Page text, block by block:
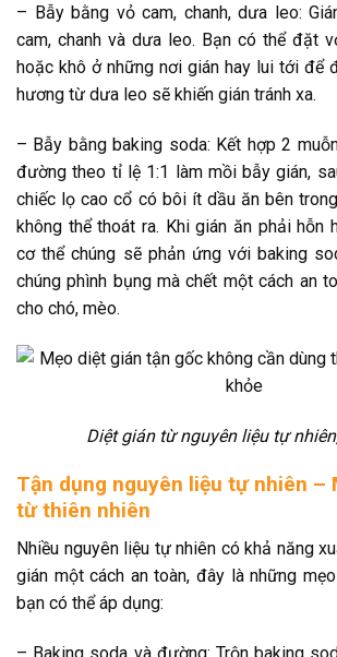
– Bẫy bằng vỏ cam, chanh, dưa leo:
cam, chanh và dưa leo. Bạn có thể đặt
hoặc khô ở những nơi gián hay lui tới để
hương từ dưa leo sẽ khiến gián tránh xa.
– Bẫy bằng baking soda: Kết hợp 2
đường theo tỉ lệ 1:1 làm mồi bẫy gián,
chiếc lọ cao cổ có bôi ít dầu ăn bên
không thể thoát ra. Khi gián ăn phải hỗn
cơ thể chúng sẽ phản ứng với baking
chúng phình bụng mà chết một cách an
cho chó, mèo.
Diệt gián từ nguyên liệu tự
Tận dụng nguyên liệu tự nhiên –
từ thiên nhiên
Nhiều nguyên liệu tự nhiên có khả năng
gián một cách an toàn, đây là những
bạn có thể áp dụng: